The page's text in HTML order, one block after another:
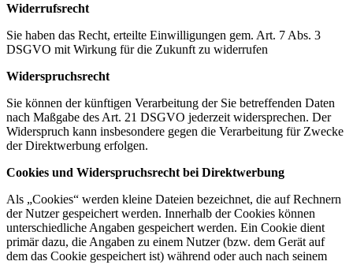
Widerrufsrecht
Sie haben das Recht, erteilte Einwilligungen gem. Art. 7 Abs. 3
DSGVO mit Wirkung für die Zukunft zu widerrufen
Widerspruchsrecht
Sie können der künftigen Verarbeitung der Sie betreffenden Daten
nach Maßgabe des Art. 21 DSGVO jederzeit widersprechen. Der
Widerspruch kann insbesondere gegen die Verarbeitung für Zwecke
der Direktwerbung erfolgen.
Cookies und Widerspruchsrecht bei Direktwerbung
Als „Cookies“ werden kleine Dateien bezeichnet, die auf Rechnern
der Nutzer gespeichert werden. Innerhalb der Cookies können
unterschiedliche Angaben gespeichert werden. Ein Cookie dient
primär dazu, die Angaben zu einem Nutzer (bzw. dem Gerät auf
dem das Cookie gespeichert ist) während oder auch nach seinem